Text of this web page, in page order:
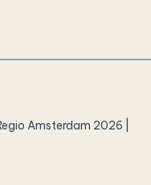
Amsterdam 2026 |